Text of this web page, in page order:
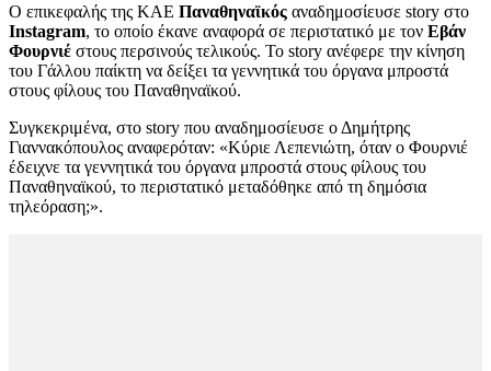
Ο επικεφαλής της ΚΑΕ Παναθηναϊκός αναδημοσίευσε story στο
Instagram, το οποίο έκανε αναφορά σε περιστατικό με τον Εβάν
Φουρνιέ στους περσινούς τελικούς. Το story ανέφερε την κίνηση
του Γάλλου παίκτη να δείξει τα γεννητικά του όργανα μπροστά
στους φίλους του Παναθηναϊκού.
Συγκεκριμένα, στο story που αναδημοσίευσε ο Δημήτρης
Γιαννακόπουλος αναφερόταν: «Κύριε Λεπενιώτη, όταν ο Φουρνιέ
έδειχνε τα γεννητικά του όργανα μπροστά στους φίλους του
Παναθηναϊκού, το περιστατικό μεταδόθηκε από τη δημόσια
τηλεόραση;».